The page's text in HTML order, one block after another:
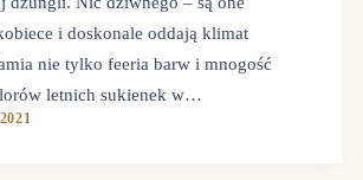
i doskonale oddają klimat
nie tylko feeria barw i mnogość
letnich sukienek w…